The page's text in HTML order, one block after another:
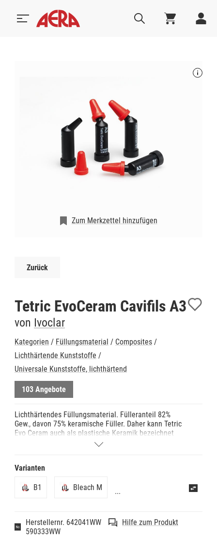
Zum Merkzettel hinzufügen
Zurück
Tetric EvoCeram Cavifils A3
von Ivoclar
Kategorien / Füllungsmaterial / Composites /
Lichthärtende Kunststoffe /
Universale Kunststoffe, lichthärtend
103 Angebote
Lichthärtendes Füllungsmaterial. Fülleranteil 82%
Gew., davon 75% keramische Füller. Daher kann Tetric
Evo Ceram auch als plastische Keramik bezeichnet
werden. Geeignet für alle Füllungsklassen. Hohe
Varianten
B1 Bleach M ...
Herstellernr. 642041WW
590333WW
Hilfe zum Produkt